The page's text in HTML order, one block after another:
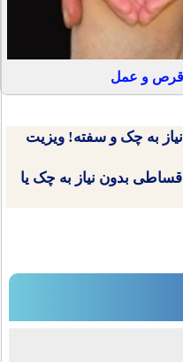
قرص و عمل
به چک و سفته! ویزیت
اقساطی بدون نیاز به چک یا